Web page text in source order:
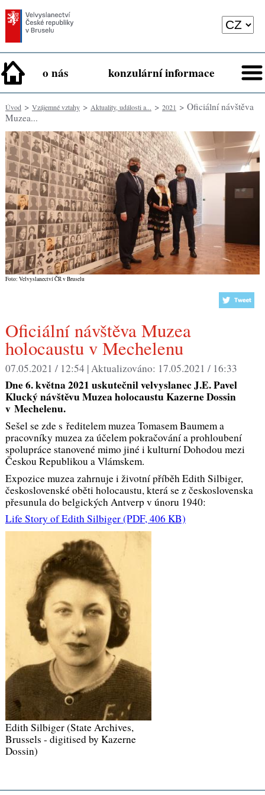
o nás konzulární informace
Úvod> Vzájemné vztahy> Aktuality, události a... > 2021 > Oficiální návštěva
Muzea...
Foto: Velvyslanectví ČR v Bruselu
Oficiální návštěva Muzea
holocaustu v Mechelenu
07.05.2021 / 12:54 |Aktualizováno: 17.05.2021 / 16:33
Dne 6. května 2021 uskutečnil velvyslanec J.E. Pavel
Klucký návštěvu Muzea holocaustu Kazerne Dossin
v Mechelenu.
Sešel se zde s ředitelem muzea Tomasem Baumem a
pracovníky muzea za účelem pokračování a prohloubení
spolupráce stanovené mimo jiné i kulturní Dohodou mezi
Českou Republikou a Vlámskem.
Expozice muzea zahrnuje i životní příběh Edith Silbiger,
československé oběti holocaustu, která se z československa
přesunula do belgických Antverp v únoru 1940:
Life Story of Edith Silbiger(PDF, 406 KB)
Edith Silbiger (State Archives,
Brussels - digitised by Kazerne
Dossin)